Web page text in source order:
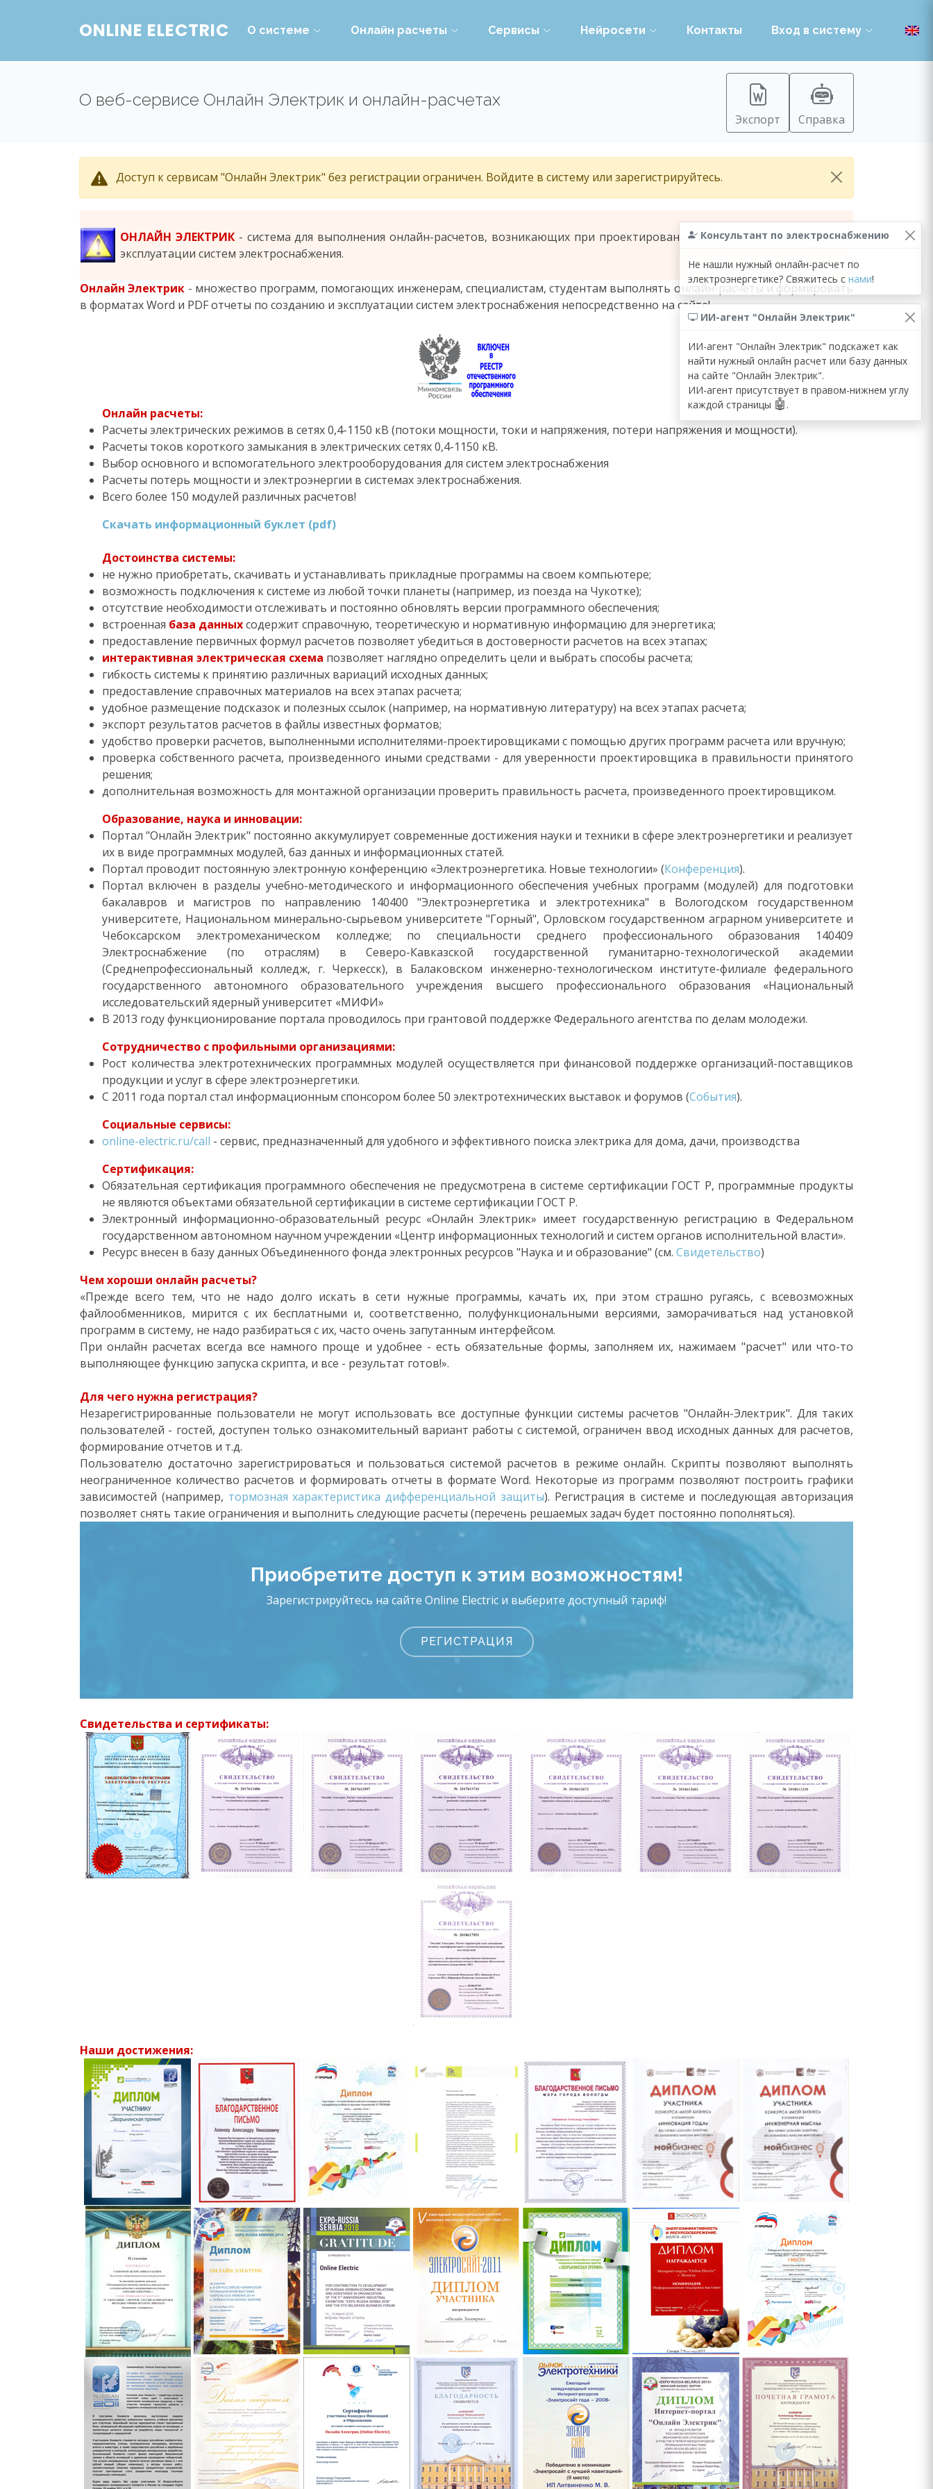
ONLINE ELECTRIC О системе Онлайн расчеты Сервисы Нейросети Контакты Вход в систему
О веб-сервисе Онлайн Электрик и онлайн-расчетах
Экспорт Справка
Доступ к сервисам "Онлайн Электрик" без регистрации ограничен. Войдите в систему или зарегистрируйтесь.
Консультант по электроснабжению
Не нашли нужный онлайн-расчет по
электроэнергетике? Свяжитесь с нами!
ИИ-агент "Онлайн Электрик"
ИИ-агент "Онлайн Электрик" подскажет как
найти нужный онлайн расчет или базу данных
на сайте "Онлайн Электрик".
ИИ-агент присутствует в правом-нижнем углу
каждой страницы 🤖 .
ОНЛАЙН ЭЛЕКТРИК- система для выполнения онлайн-расчетов, возникающих при проектировании, монтаже, оптимизации и
эксплуатации систем электроснабжения.
Онлайн Электрик - множество программ, помогающих инженерам, специалистам, студентам выполнять онлайн-расчеты и формировать
в форматах Word и PDF отчеты по созданию и эксплуатации систем электроснабжения непосредственно на сайте!
Онлайн расчеты:
Расчеты электрических режимов в сетях 0,4-1150 кВ (потоки мощности, токи и напряжения, потери напряжения и мощности).
Расчеты токов короткого замыкания в электрических сетях 0,4-1150 кВ.
Выбор основного и вспомогательного электрооборудования для систем электроснабжения
Расчеты потерь мощности и электроэнергии в системах электроснабжения.
Всего более 150 модулей различных расчетов!
Скачать информационный буклет (pdf)
Достоинства системы:
не нужно приобретать, скачивать и устанавливать прикладные программы на своем компьютере;
возможность подключения к системе из любой точки планеты (например, из поезда на Чукотке);
отсутствие необходимости отслеживать и постоянно обновлять версии программного обеспечения;
встроенная база данныхсодержит справочную, теоретическую и нормативную информацию для энергетика;
предоставление первичных формул расчетов позволяет убедиться в достоверности расчетов на всех этапах;
интерактивная электрическая схема позволяет наглядно определить цели и выбрать способы расчета;
гибкость системы к принятию различных вариаций исходных данных;
предоставление справочных материалов на всех этапах расчета;
удобное размещение подсказок и полезных ссылок (например, на нормативную литературу) на всех этапах расчета;
экспорт результатов расчетов в файлы известных форматов;
удобство проверки расчетов, выполненными исполнителями-проектировщиками с помощью других программ расчета или вручную;
проверка собственного расчета, произведенного иными средствами - для уверенности проектировщика в правильности принятого
решения;
дополнительная возможность для монтажной организации проверить правильность расчета, произведенного проектировщиком.
Образование, наука и инновации:
Портал "Онлайн Электрик" постоянно аккумулирует современные достижения науки и техники в сфере электроэнергетики и реализует
их в виде программных модулей, баз данных и информационных статей.
Портал проводит постоянную электронную конференцию «Электроэнергетика. Новые технологии» (Конференция).
Портал включен в разделы учебно-методического и информационного обеспечения учебных программ (модулей) для подготовки
бакалавров и магистров по направлению 140400 "Электроэнергетика и электротехника" в Вологодском государственном
университете, Национальном минерально-сырьевом университете "Горный", Орловском государственном аграрном университете и
Чебоксарском электромеханическом колледже; по специальности среднего профессионального образования 140409
Электроснабжение (по отраслям) в Северо-Кавказской государственной гуманитарно-технологической академии
(Среднепрофессиональный колледж, г. Черкесск), в Балаковском инженерно-технологическом институте-филиале федерального
государственного автономного образовательного учреждения высшего профессионального образования «Национальный
исследовательский ядерный университет «МИФИ»
В 2013 году функционирование портала проводилось при грантовой поддержке Федерального агентства по делам молодежи.
Сотрудничество с профильными организациями:
Рост количества электротехнических программных модулей осуществляется при финансовой поддержке организаций-поставщиков
продукции и услуг в сфере электроэнергетики.
С 2011 года портал стал информационным спонсором более 50 электротехнических выставок и форумов (События).
Социальные сервисы:
online-electric.ru/call - сервис, предназначенный для удобного и эффективного поиска электрика для дома, дачи, производства
Сертификация:
Обязательная сертификация программного обеспечения не предусмотрена в системе сертификации ГОСТ Р, программные продукты
не являются объектами обязательной сертификации в системе сертификации ГОСТ Р.
Электронный информационно-образовательный ресурс «Онлайн Электрик» имеет государственную регистрацию в Федеральном
государственном автономном научном учреждении «Центр информационных технологий и систем органов исполнительной власти».
Ресурс внесен в базу данных Объединенного фонда электронных ресурсов "Наука и и образование" (см. Свидетельство)
Чем хороши онлайн расчеты?
«Прежде всего тем, что не надо долго искать в сети нужные программы, качать их, при этом страшно ругаясь, с всевозможных
файлообменников, мирится с их бесплатными и, соответственно, полуфункциональными версиями, заморачиваться над установкой
программ в систему, не надо разбираться с их, часто очень запутанным интерфейсом.
При онлайн расчетах всегда все намного проще и удобнее - есть обязательные формы, заполняем их, нажимаем "расчет" или что-то
выполняющее функцию запуска скрипта, и все - результат готов!».
Для чего нужна регистрация?
Незарегистрированные пользователи не могут использовать все доступные функции системы расчетов "Онлайн-Электрик". Для таких
пользователей - гостей, доступен только ознакомительный вариант работы с системой, ограничен ввод исходных данных для расчетов,
формирование отчетов и т.д.
Пользователю достаточно зарегистрироваться и пользоваться системой расчетов в режиме онлайн. Скрипты позволяют выполнять
неограниченное количество расчетов и формировать отчеты в формате Word. Некоторые из программ позволяют построить графики
зависимостей (например, тормозная характеристика дифференциальной защиты). Регистрация в системе и последующая авторизация
позволяет снять такие ограничения и выполнить следующие расчеты (перечень решаемых задач будет постоянно пополняться).
Приобретите доступ к этим возможностям!
Зарегистрируйтесь на сайте Online Electric и выберите доступный тариф!
РЕГИСТРАЦИЯ
Свидетельства и сертификаты:
Наши достижения: